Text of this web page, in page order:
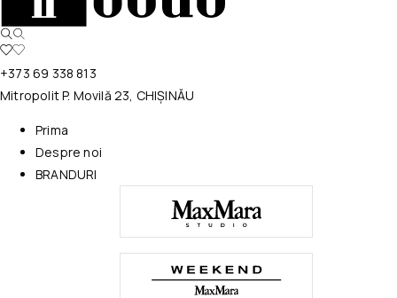
+373 69 338 813
Mitropolit P. Movilă 23, CHIȘINĂU
Prima
Despre noi
BRANDURI